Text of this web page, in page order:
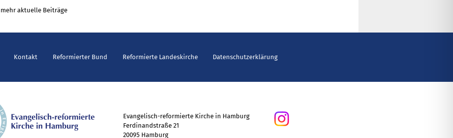
mehr aktuelle Beiträge
Kontakt Reformierter Bund Reformierte Landeskirche Datenschutzerklärung
Evangelisch-reformierte Kirche in Hamburg
Ferdinandstraße 21
20095 Hamburg